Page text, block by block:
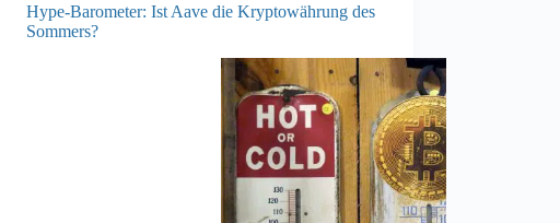
Hype-Barometer: Ist Aave die Kryptowährung des
Sommers?